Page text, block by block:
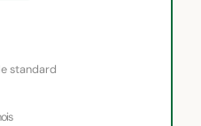
standard